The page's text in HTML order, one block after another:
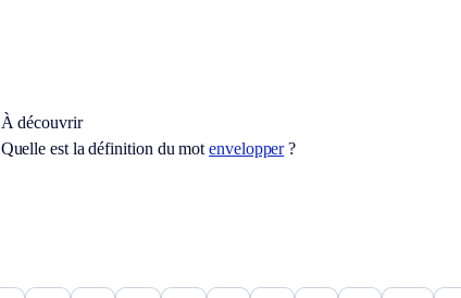
À découvrir
Quelle est la définition du motenvelopper?